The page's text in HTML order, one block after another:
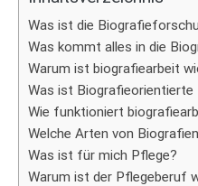
Was ist die
Was kommt alles in die
Warum ist biografiearbeit
Was ist Biografieorientierte
Wie funktioniert
Welche Arten von
Was ist für mich Pflege?
Warum ist der Pflegeberuf